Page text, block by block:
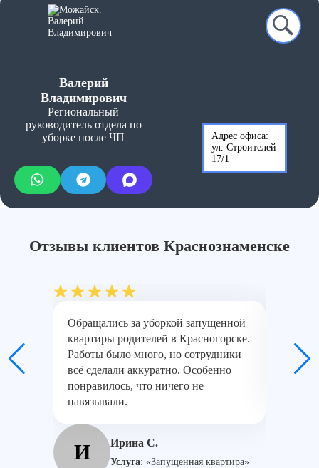
Глубокая очистка пола (ламинат,
линолеум, плитка)
руб./м²
от
Валерий
Владимирович
Региональный
руководитель отдела по
уборке после ЧП
Адрес офиса:
ул. Строителей
17/1
Отзывы клиентов Краснознаменскe
Обращались за уборкой запущенной
квартиры родителей в Красногорске.
Работы было много, но сотрудники
всё сделали аккуратно. Особенно
понравилось, что ничего не
навязывали.
И Ирина С.
Услуга: «Запущенная квартира»